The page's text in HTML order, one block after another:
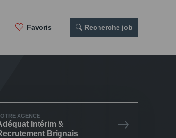
Favoris Recherche job
AGENCE
Intérim &
Brignais